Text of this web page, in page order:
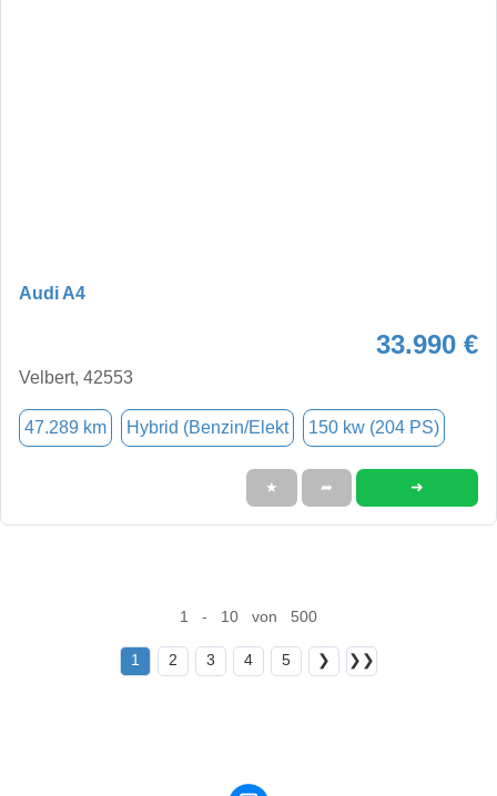
Audi A4
33.990 €
Velbert, 42553
47.289 km Hybrid (Benzin/Elekt 150 kw (204 PS)
★ ➦ ➜
1 - 10 von 500
1 2 3 4 5 ❯ ❯❯